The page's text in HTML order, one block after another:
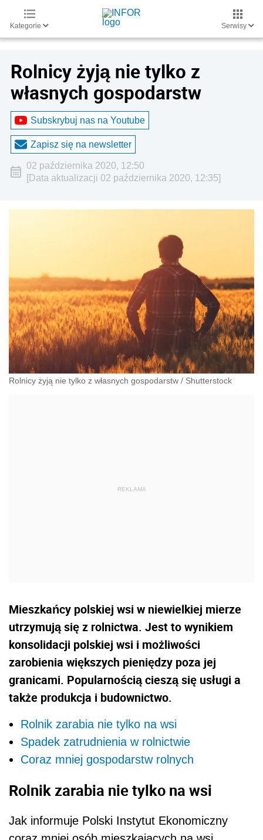
Kategorie Serwisy
Rolnicy żyją nie tylko z
własnych gospodarstw
Subskrybuj nas na Youtube
Zapisz się na newsletter
02 października 2020, 12:50
[Data aktualizacji 02 października 2020, 12:35]
Rolnicy żyją nie tylko z własnych gospodarstw / Shutterstock
Mieszkańcy polskiej wsi w niewielkiej mierze
utrzymują się z rolnictwa. Jest to wynikiem
konsolidacji polskiej wsi i możliwości
zarobienia większych pieniędzy poza jej
granicami. Popularnością cieszą się usługi a
także produkcja i budownictwo.
Rolnik zarabia nie tylko na wsi
Spadek zatrudnienia w rolnictwie
Coraz mniej gospodarstw rolnych
Rolnik zarabia nie tylko na wsi
Jak informuje Polski Instytut Ekonomiczny